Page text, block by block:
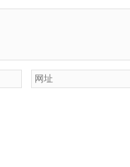
发财迅速。2...